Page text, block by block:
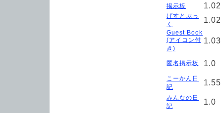
掲示板 1.02
げすとぶっ
く
1.02
Guest Book
(アイコン付
き)
1.03
匿名掲示板 1.0
こーかん日
記
1.55
みんなの日
記
1.0